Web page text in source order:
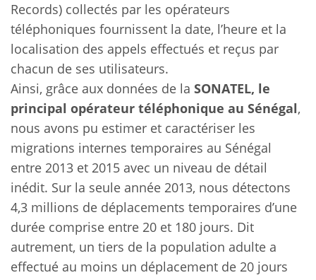
Records) collectés par les opérateurs
téléphoniques fournissent la date, l’heure et la
localisation des appels effectués et reçus par
chacun de ses utilisateurs.
Ainsi, grâce aux données de la SONATEL, le
principal opérateur téléphonique au Sénégal,
nous avons pu estimer et caractériser les
migrations internes temporaires au Sénégal
entre 2013 et 2015 avec un niveau de détail
inédit. Sur la seule année 2013, nous détectons
4,3 millions de déplacements temporaires d’une
durée comprise entre 20 et 180 jours. Dit
autrement, un tiers de la population adulte a
effectué au moins un déplacement de 20 jours